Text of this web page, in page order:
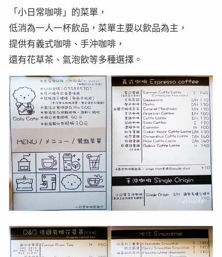
「小日常咖啡」的菜單，
低消為一人一杯飲品，菜單主要以飲品為主，
提供有義式咖啡、手沖咖啡，
還有花草茶、氣泡飲等多種選擇。